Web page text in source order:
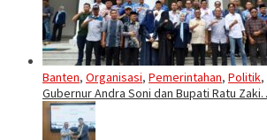
Banten, Organisasi, Pemerintahan, Politik,
Gubernur Andra Soni dan Bupati Ratu